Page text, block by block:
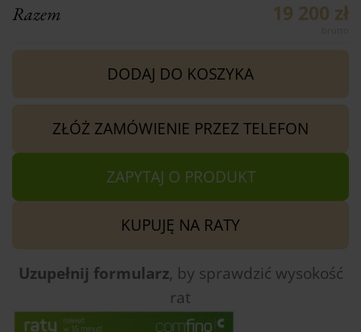
Razem 19 200 zł
DODAJ DO KOSZYKA
ZŁÓŻ ZAMÓWIENIE PRZEZ TELEFON
ZAPYTAJ O PRODUKT
KUPUJĘ NA RATY
Uzupełnij formularz, by sprawdzić wysokość
rat